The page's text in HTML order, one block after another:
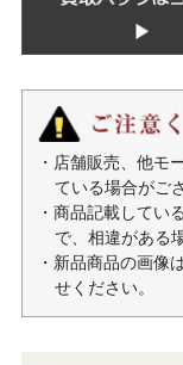
・店舗販売、他モ
ている場合がご
・商品記載してい
で、相違がある
・新品商品の画像
せください。